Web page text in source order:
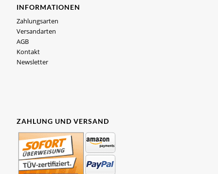
INFORMATIONEN
Zahlungsarten
Versandarten
AGB
Kontakt
Newsletter
ZAHLUNG UND VERSAND